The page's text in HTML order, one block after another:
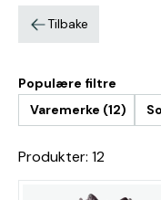
Tilbake
Populære filtre
Varemerke (12)
Produkter: 12